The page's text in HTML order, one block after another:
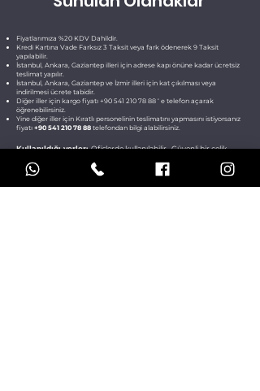
Fiyatlarımıza %20 KDV Dahildir.
Kredi Kartına Vade Farksız 3 Taksit veya fark ödenerek 9 Taksit
yapılabilir.
İstanbul, Ankara, Gaziantep illeri için adrese kapı önüne kadar ücretsiz
teslimat yapılır.
İstanbul, Ankara, Gaziantep ve İzmir illeri için kat çıkılması veya
indirilmesi ücrete tabidir.
Diğer iller için kargo fiyatı +90 541 210 78 88 ‘ e telefon açarak
öğrenebilirsiniz.
Yine diğer iller için Kıratlı personelinin teslimatını yapmasını istiyorsanız
fiyatı +90 541 210 78 88 telefondan bilgi alabilirsiniz.
Kullanıldığı yerler:Ofislerde kullanılabilir. Güvenli bir çelik